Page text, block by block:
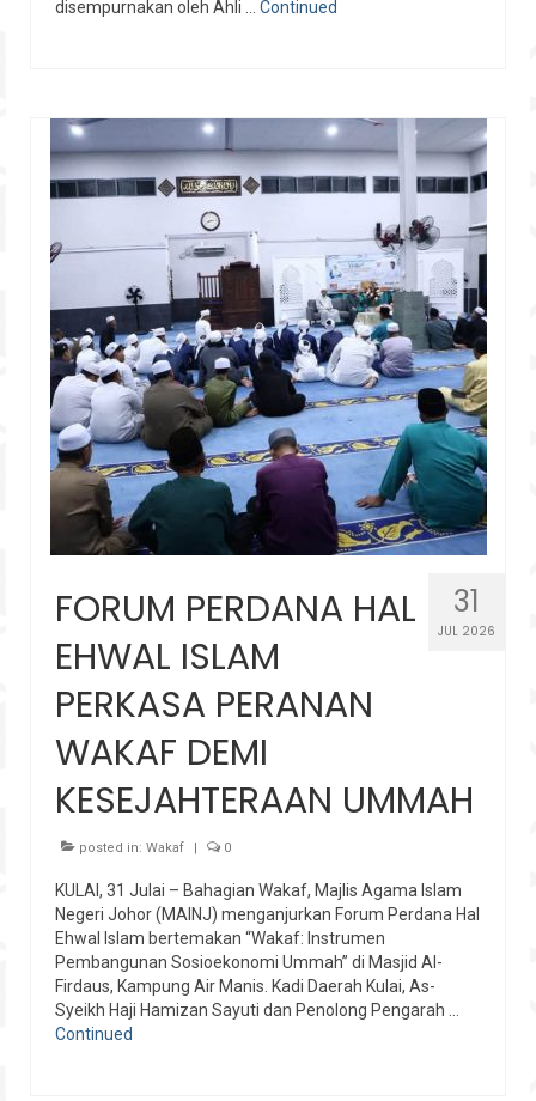
disempurnakan oleh Ahli … Continued
31
JUL 2026
FORUM PERDANA HAL
EHWAL ISLAM
PERKASA PERANAN
WAKAF DEMI
KESEJAHTERAAN UMMAH
posted in: Wakaf | 0
KULAI, 31 Julai – Bahagian Wakaf, Majlis Agama Islam
Negeri Johor (MAINJ) menganjurkan Forum Perdana Hal
Ehwal Islam bertemakan “Wakaf: Instrumen
Pembangunan Sosioekonomi Ummah” di Masjid Al-
Firdaus, Kampung Air Manis. Kadi Daerah Kulai, As-
Syeikh Haji Hamizan Sayuti dan Penolong Pengarah …
Continued